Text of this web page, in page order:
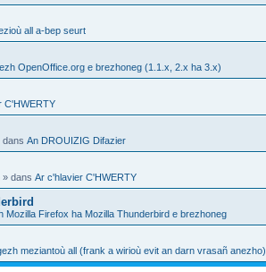
all a-bep seurt
OpenOffice.org e brezhoneg (1.1.x, 2.x ha 3.x)
C'HWERTY
dans An DROUIZIG Difazier
» dans Ar c'hlavier C'HWERTY
Mozilla Firefox ha Mozilla Thunderbird e brezhoneg
meziantoù all (frank a wirioù evit an darn vrasañ anezho)